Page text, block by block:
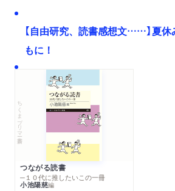
【自由研究、読書感想文……】夏
もに！
ちくまプリマー新書
つながる読書
─１０代に推したいこの一冊
小池陽慈編